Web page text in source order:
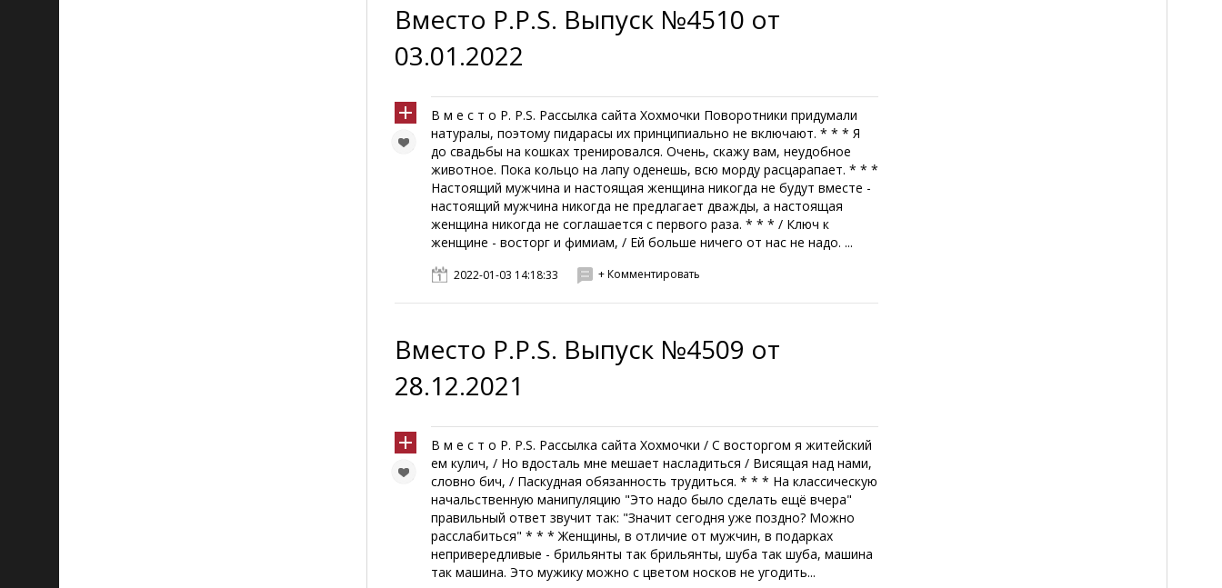
Вместо P.P.S. Выпуск №4510 от
03.01.2022
В м е с т о P. P.S. Рассылка сайта Хохмочки Поворотники придумали
натуралы, поэтому пидарасы их принципиально не включают. * * * Я
до свадьбы на кошках тренировался. Очень, скажу вам, неудобное
животное. Пока кольцо на лапу оденешь, всю морду расцарапает. * * *
Настоящий мужчина и настоящая женщина никогда не будут вместе -
настоящий мужчина никогда не предлагает дважды, а настоящая
женщина никогда не соглашается с первого раза. * * * / Ключ к
женщине - восторг и фимиам, / Ей больше ничего от нас не надо. ...
2022-01-03 14:18:33 + Комментировать
Вместо P.P.S. Выпуск №4509 от
28.12.2021
В м е с т о P. P.S. Рассылка сайта Хохмочки / С восторгом я житейский
ем кулич, / Но вдосталь мне мешает насладиться / Висящая над нами,
словно бич, / Паскудная обязанность трудиться. * * * На классическую
начальственную манипуляцию "Это надо было сделать ещё вчера"
правильный ответ звучит так: "Значит сегодня уже поздно? Можно
расслабиться" * * * Женщины, в отличие от мужчин, в подарках
непривередливые - брильянты так брильянты, шуба так шуба, машина
так машина. Это мужику можно с цветом носков не угодить...